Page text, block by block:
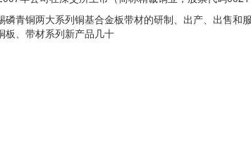
青铜两大系列铜基合金板带材的研制、出产、出售和
板、带材系列新产品几十